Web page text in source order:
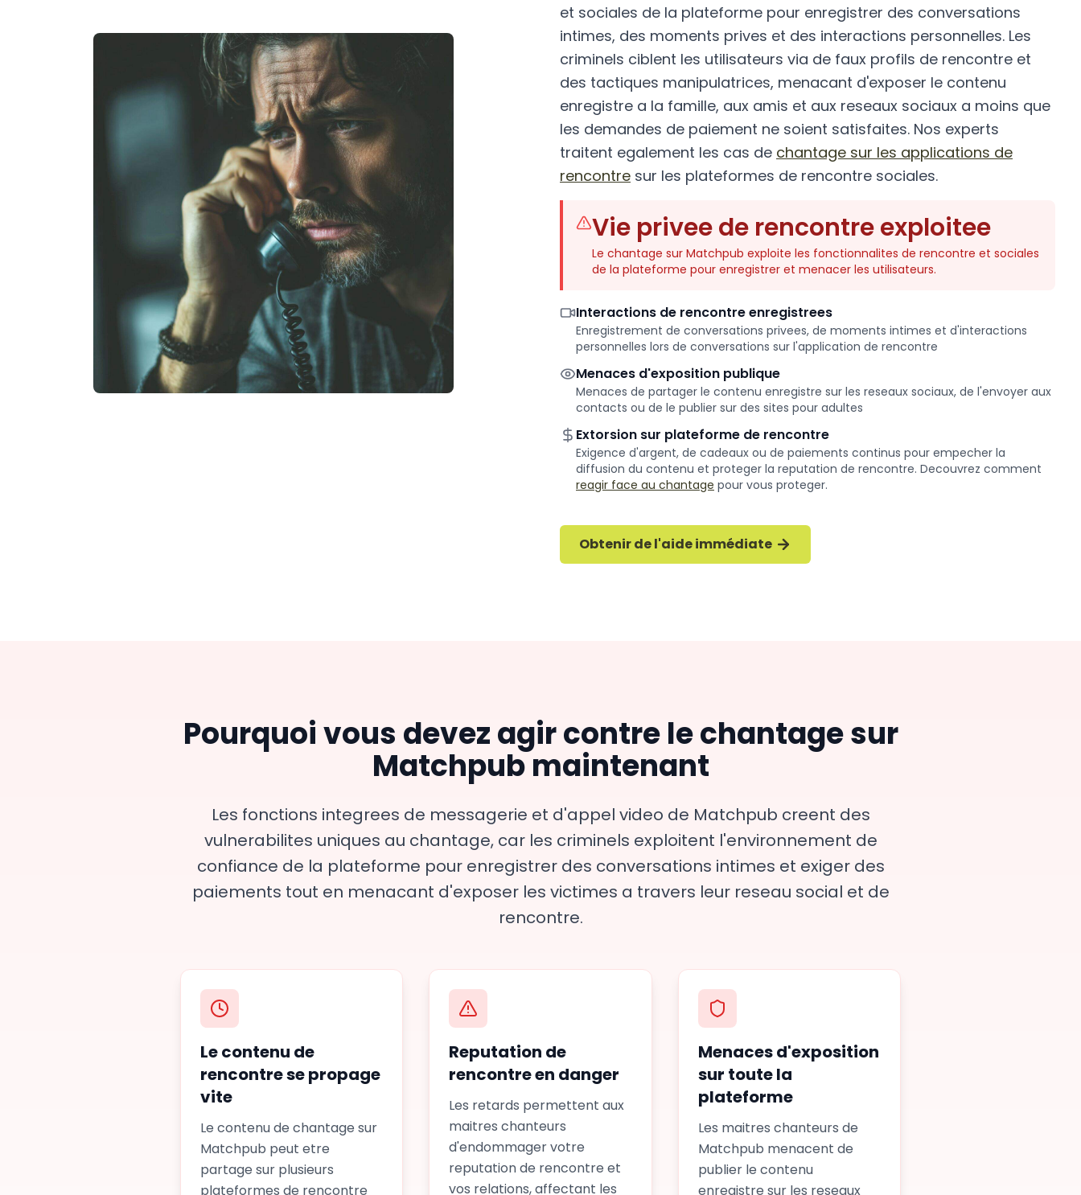
et sociales de la plateforme pour enregistrer des conversations
intimes, des moments prives et des interactions personnelles. Les
criminels ciblent les utilisateurs via de faux profils de rencontre et
des tactiques manipulatrices, menacant d'exposer le contenu
enregistre a la famille, aux amis et aux reseaux sociaux a moins que
les demandes de paiement ne soient satisfaites. Nos experts
traitent egalement les cas de chantage sur les applications de
rencontre sur les plateformes de rencontre sociales.
Vie privee de rencontre exploitee
Le chantage sur Matchpub exploite les fonctionnalites de rencontre et sociales
de la plateforme pour enregistrer et menacer les utilisateurs.
Interactions de rencontre enregistrees
Enregistrement de conversations privees, de moments intimes et d'interactions
personnelles lors de conversations sur l'application de rencontre
Menaces d'exposition publique
Menaces de partager le contenu enregistre sur les reseaux sociaux, de l'envoyer aux
contacts ou de le publier sur des sites pour adultes
Extorsion sur plateforme de rencontre
Exigence d'argent, de cadeaux ou de paiements continus pour empecher la
diffusion du contenu et proteger la reputation de rencontre. Decouvrez comment
reagir face au chantage pour vous proteger.
Obtenir de l'aide immédiate
Pourquoi vous devez agir contre le chantage sur
Matchpub maintenant
Les fonctions integrees de messagerie et d'appel video de Matchpub creent des
vulnerabilites uniques au chantage, car les criminels exploitent l'environnement de
confiance de la plateforme pour enregistrer des conversations intimes et exiger des
paiements tout en menacant d'exposer les victimes a travers leur reseau social et de
rencontre.
Le contenu de
rencontre se propage
vite
Le contenu de chantage sur
Matchpub peut etre
partage sur plusieurs
plateformes de rencontre
Reputation de
rencontre en danger
Les retards permettent aux
maitres chanteurs
d'endommager votre
reputation de rencontre et
vos relations, affectant les
Menaces d'exposition
sur toute la
plateforme
Les maitres chanteurs de
Matchpub menacent de
publier le contenu
enregistre sur les reseaux